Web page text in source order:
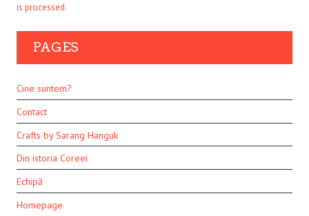
is processed.
PAGES
Cine suntem?
Contact
Crafts by Sarang Hanguk
Din istoria Coreei
Echipă
Homepage